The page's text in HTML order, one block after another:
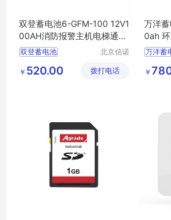
双登蓄电池6-GFM-100 12V1
00AH消防报警主机电梯通讯
应急UPS电源
双登蓄电池
双登电池6 GFM
100
北京信诺
有限公司
￥ 520.00 拨打电话
万洋
0ah
车 观
万洋蓄
￥